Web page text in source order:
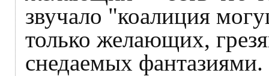
звучало "коалиция
только желающих,
снедаемых фантазиями.